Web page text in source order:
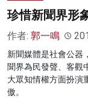
珍惜新聞界形
作者: 郭一鳴
新聞媒體是社會公器
聞界為民發聲、客觀
大眾知情權方面扮演
傲。